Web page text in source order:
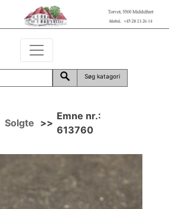
Søg katagori
Solgte >>
Emne nr.:
613760